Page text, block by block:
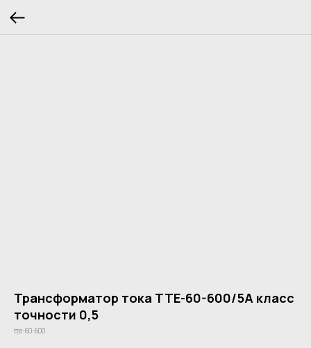
Трансформатор тока ТТЕ-60-600/5А класс
точности 0,5
tte-60-600